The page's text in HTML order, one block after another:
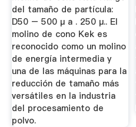
del tamaño de partícula:
D50 – 500 μ a . 250 μ.. El
molino de cono Kek es
reconocido como un molino
de energía intermedia y
una de las máquinas para la
reducción de tamaño más
versátiles en la industria
del procesamiento de
polvo.